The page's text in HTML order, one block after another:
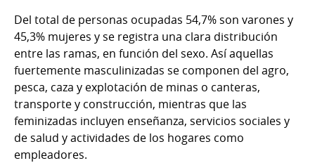
Del total de personas ocupadas 54,7% son varones y
45,3% mujeres y se registra una clara distribución
entre las ramas, en función del sexo. Así aquellas
fuertemente masculinizadas se componen del agro,
pesca, caza y explotación de minas o canteras,
transporte y construcción, mientras que las
feminizadas incluyen enseñanza, servicios sociales y
de salud y actividades de los hogares como
empleadores.